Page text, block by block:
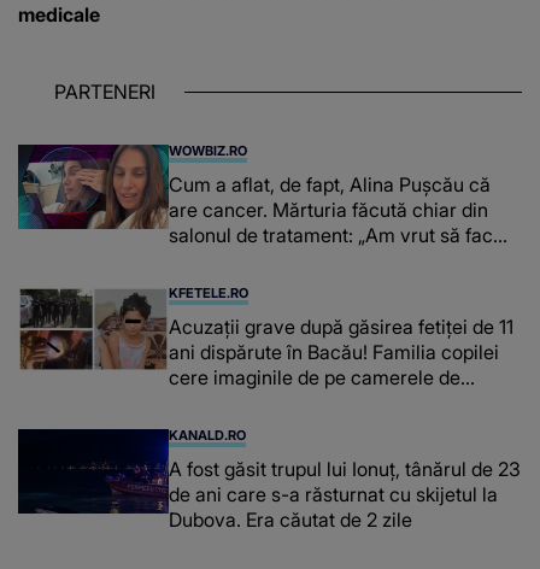
medicale
PARTENERI
WOWBIZ.RO
Cum a aflat, de fapt, Alina Pușcău că
are cancer. Mărturia făcută chiar din
salonul de tratament: „Am vrut să fac
înțepe sânul”
KFETELE.RO
Acuzații grave după găsirea fetiței de 11
ani dispărute în Bacău! Familia copilei
cere imaginile de pe camerele de
mea...”
KANALD.RO
A fost găsit trupul lui Ionuț, tânărul de 23
de ani care s-a răsturnat cu skijetul la
Dubova. Era căutat de 2 zile